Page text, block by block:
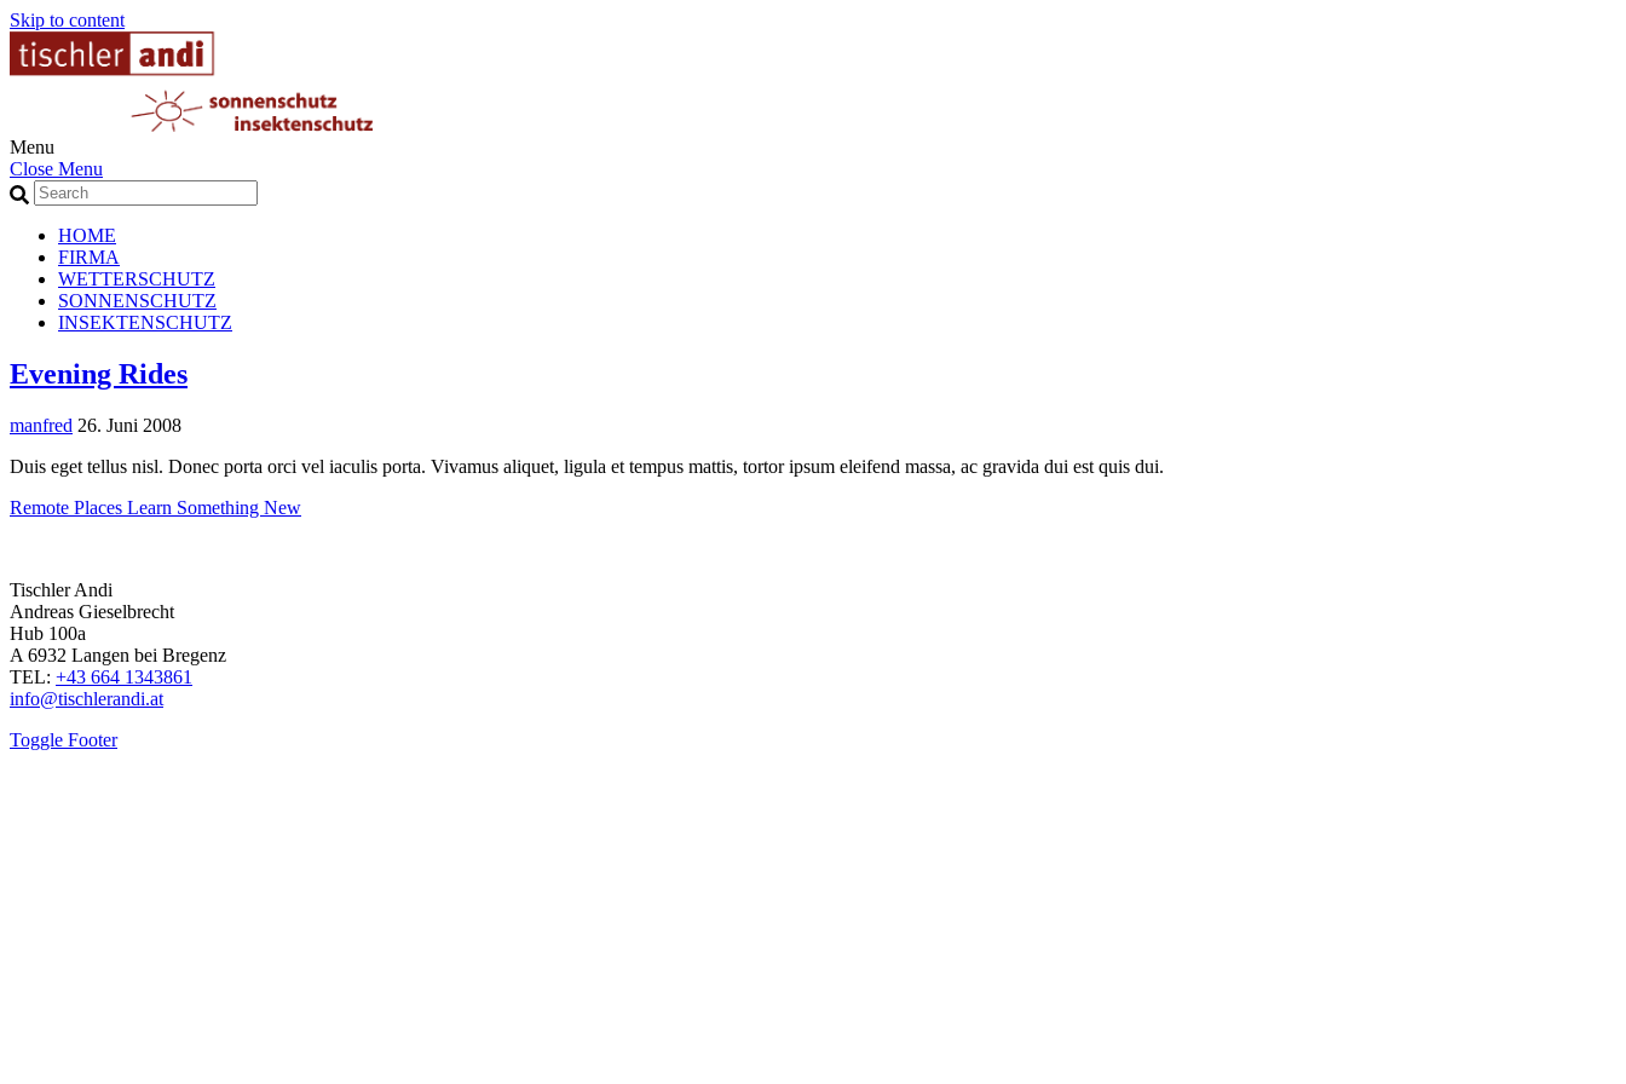
Skip to content
Menu
Close Menu
HOME
FIRMA
WETTERSCHUTZ
SONNENSCHUTZ
INSEKTENSCHUTZ
Evening Rides
manfred 26. Juni 2008
Duis eget tellus nisl. Donec porta orci vel iaculis porta. Vivamus aliquet, ligula et tempus mattis, tortor ipsum eleifend massa, ac gravida dui est quis dui.
Remote Places Learn Something New
Tischler Andi
Andreas Gieselbrecht
Hub 100a
A 6932 Langen bei Bregenz
TEL: +43 664 1343861
info@tischlerandi.at
Toggle Footer